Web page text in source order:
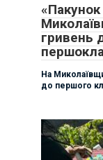
гривень
На
до першого